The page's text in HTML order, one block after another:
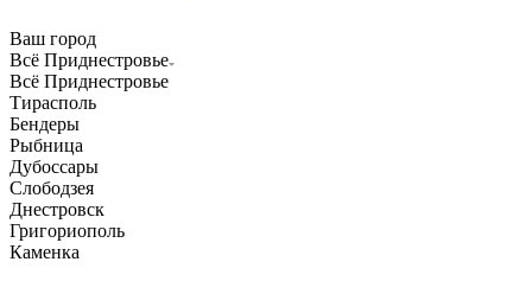
Ваш город
Всё Приднестровье
Всё Приднестровье
Тирасполь
Бендеры
Рыбница
Дубоссары
Слободзея
Днестровск
Григориополь
Каменка